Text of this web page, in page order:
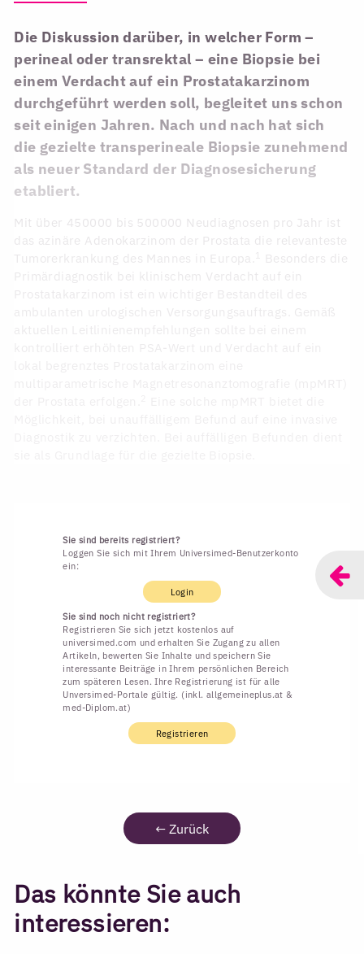
Die Diskussion darüber, in welcher Form –
perineal oder transrektal – eine Biopsie bei
einem Verdacht auf ein Prostatakarzinom
durchgeführt werden soll, begleitet uns schon
seit einigen Jahren. Nach und nach hat sich
die gezielte transperineale Biopsie zunehmend
als neuer Standard der Diagnosesicherung
etabliert.
Mit über 450000 bis 500000 Neudiagnosen pro Jahr ist
das azinäre Adenokarzinom der Prostata die relevanteste
Tumorerkrankung des Mannes in Europa.
1
Besonders die
Primärdiagnostik bei klinischem Verdacht auf ein
Sie sind bereits registriert?
Loggen Sie sich mit Ihrem Universimed-Benutzerkonto
ein:
Login
Sie sind noch nicht registriert?
Registrieren Sie sich jetzt kostenlos auf
universimed.com und erhalten Sie Zugang zu allen
Artikeln, bewerten Sie Inhalte und speichern Sie
interessante Beiträge in Ihrem persönlichen Bereich
zum späteren Lesen. Ihre Registrierung ist für alle
Unversimed-Portale gültig. (inkl. allgemeineplus.at &
med-Diplom.at)
Registrieren
← Zurück
Das könnte Sie auch
interessieren: